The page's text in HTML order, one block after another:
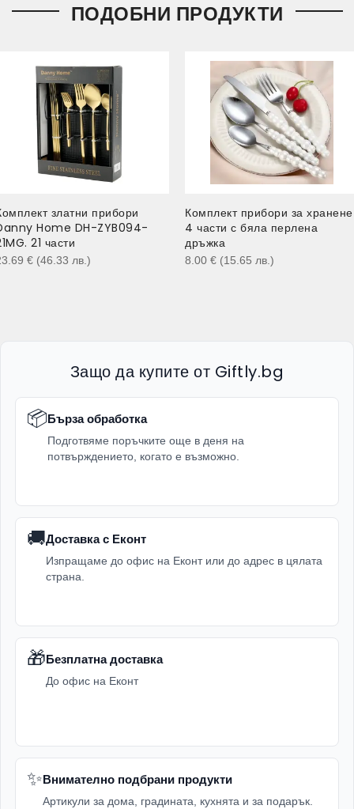
ПОДОБНИ ПРОДУКТИ
златни прибори
Home DH-ZYB094-
21 части
€ (46.33 лв. )
Комплект прибори за хранене
4 части с бяла перлена
дръжка
8.00 € (15.65 лв. )
Защо да купите от Giftly.bg
📦Бърза обработка
Подготвяме поръчките още в деня на
потвърждението, когато е възможно.
🚚Доставка с Еконт
Изпращаме до офис на Еконт или до адрес в цялата
страна.
🎁Безплатна доставка
До офис на Еконт
✨Внимателно подбрани продукти
Артикули за дома, градината, кухнята и за подарък.